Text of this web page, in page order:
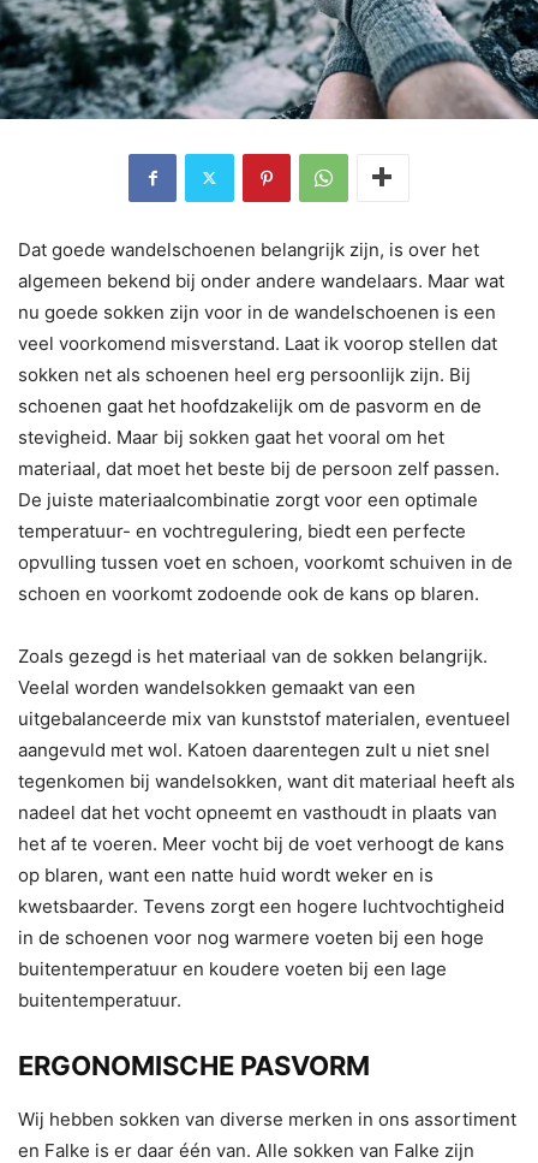
Dat goede wandelschoenen belangrijk zijn, is over het
algemeen bekend bij onder andere wandelaars. Maar wat
nu goede sokken zijn voor in de wandelschoenen is een
veel voorkomend misverstand. Laat ik voorop stellen dat
sokken net als schoenen heel erg persoonlijk zijn. Bij
schoenen gaat het hoofdzakelijk om de pasvorm en de
stevigheid. Maar bij sokken gaat het vooral om het
materiaal, dat moet het beste bij de persoon zelf passen.
De juiste materiaalcombinatie zorgt voor een optimale
temperatuur- en vochtregulering, biedt een perfecte
opvulling tussen voet en schoen, voorkomt schuiven in de
schoen en voorkomt zodoende ook de kans op blaren.
Zoals gezegd is het materiaal van de sokken belangrijk.
Veelal worden wandelsokken gemaakt van een
uitgebalanceerde mix van kunststof materialen, eventueel
aangevuld met wol. Katoen daarentegen zult u niet snel
tegenkomen bij wandelsokken, want dit materiaal heeft als
nadeel dat het vocht opneemt en vasthoudt in plaats van
het af te voeren. Meer vocht bij de voet verhoogt de kans
op blaren, want een natte huid wordt weker en is
kwetsbaarder. Tevens zorgt een hogere luchtvochtigheid
in de schoenen voor nog warmere voeten bij een hoge
buitentemperatuur en koudere voeten bij een lage
buitentemperatuur.
ERGONOMISCHE PASVORM
Wij hebben sokken van diverse merken in ons assortiment
en Falke is er daar één van. Alle sokken van Falke zijn